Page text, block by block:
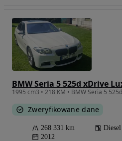
BMW Seria 5 525d xDrive
1995 cm3 • 218 KM • BMW Seria 5
Zweryfikowane dane
268 331 km Diesel
2012